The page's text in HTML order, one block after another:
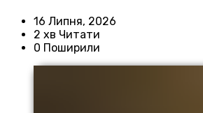
16 Липня, 2026
2 хв Читати
0 Поширили